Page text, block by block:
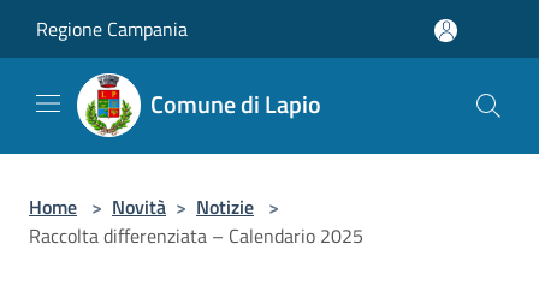
Regione Campania
Comune di Lapio
Home > Novità > Notizie >
Raccolta differenziata – Calendario 2025